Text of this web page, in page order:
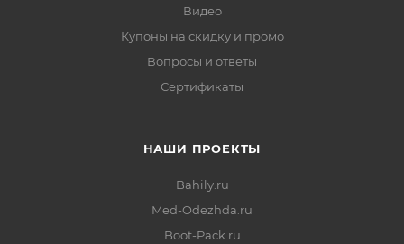
Видео
Купоны на скидку и промо
Вопросы и ответы
Сертификаты
НАШИ ПРОЕКТЫ
Bahily.ru
Med-Odezhda.ru
Boot-Pack.ru